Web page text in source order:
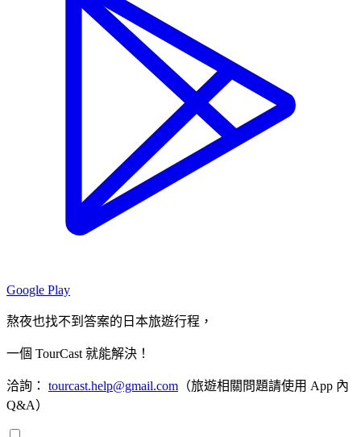
Google Play
熬夜也找不到答案的日本旅遊行程，
一個 TourCast 就能解決！
洽詢： tourcast.help@gmail.com （旅遊相關問題請使用 App 內
Q&A）